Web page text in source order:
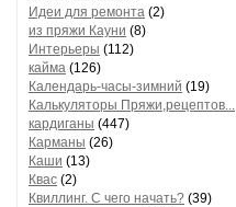
Идеи для ремонта (2)
из пряжи Кауни (8)
Интерьеры (112)
кайма (126)
Календарь-часы-зимний (19)
Калькуляторы Пряжи,рецептов...
кардиганы (447)
Карманы (26)
Каши (13)
Квас (2)
Квиллинг. С чего начать? (39)